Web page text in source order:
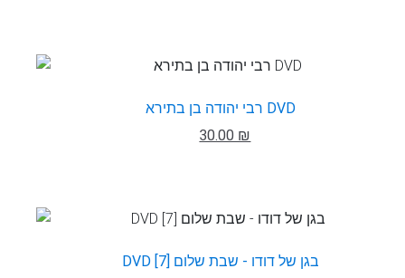
רבי יהודה בן בתירא DVD
30.00 ₪
DVD בגן של דודו - שבת שלום [7]